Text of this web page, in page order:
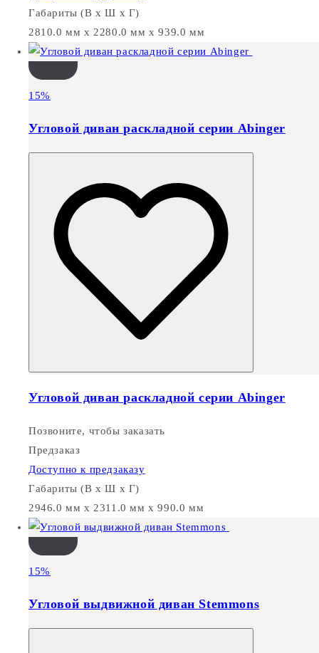
Габариты (В х Ш х Г)
2810.0 мм x 2280.0 мм x 939.0 мм
15%
Угловой диван раскладной серии Abinger
Угловой диван раскладной серии Abinger
Позвоните, чтобы заказать
Предзаказ
Доступно к предзаказу
Габариты (В х Ш х Г)
2946.0 мм x 2311.0 мм x 990.0 мм
15%
Угловой выдвижной диван Stemmons